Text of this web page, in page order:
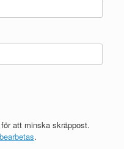
att minska skräppost.
.